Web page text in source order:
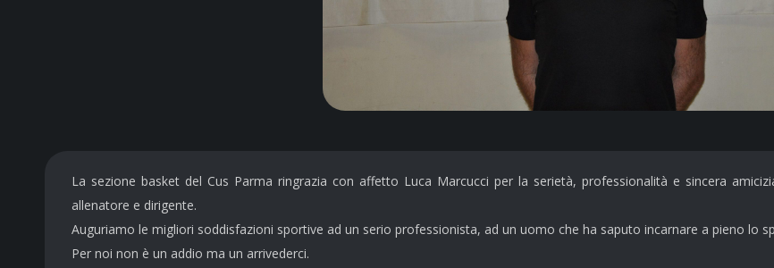
La sezione basket del Cus Parma ringrazia con affetto Luca Marcucci per la serietà, professionalità e sincera
allenatore e dirigente.
Auguriamo le migliori soddisfazioni sportive ad un serio professionista, ad un uomo che ha saputo incarnare a pieno lo
Per noi non è un addio ma un arrivederci.